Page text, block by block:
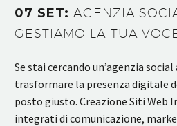
07 SET:AGENZIA
GESTIAMO LA TUA
Se stai cercando un’agenzia
trasformare la presenza digitale
posto giusto. Creazione Siti Web
integrati di comunicazione,